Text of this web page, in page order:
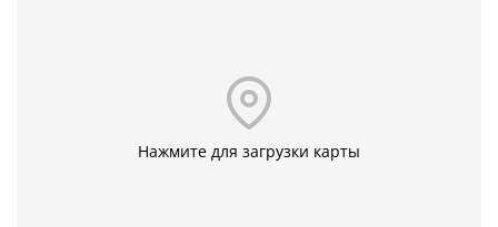
Нажмите для загрузки карты